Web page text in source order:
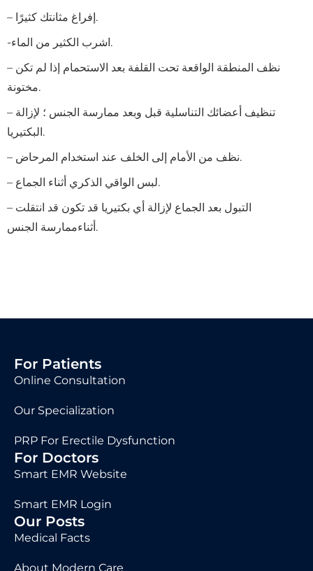
– إفراغ مثانتك كثيرًا.
-اشرب الكثير من الماء.
– نظف المنطقة الواقعة تحت القلفة بعد الاستحمام إذا لم تكن
مختونة.
– تنظيف أعضائك التناسلية قبل وبعد ممارسة الجنس ؛ لإزالة
البكتيريا.
– نظف من الأمام إلى الخلف عند استخدام المرحاض.
– لبس الواقي الذكري أثناء الجماع.
– التبول بعد الجماع لإزالة أي بكتيريا قد تكون قد انتقلت
أثناءممارسة الجنس.
For Patients
Online Consultation
Our Specialization
PRP For Erectile Dysfunction
For Doctors
Smart EMR Website
Smart EMR Login
Our Posts
Medical Facts
About Modern Care